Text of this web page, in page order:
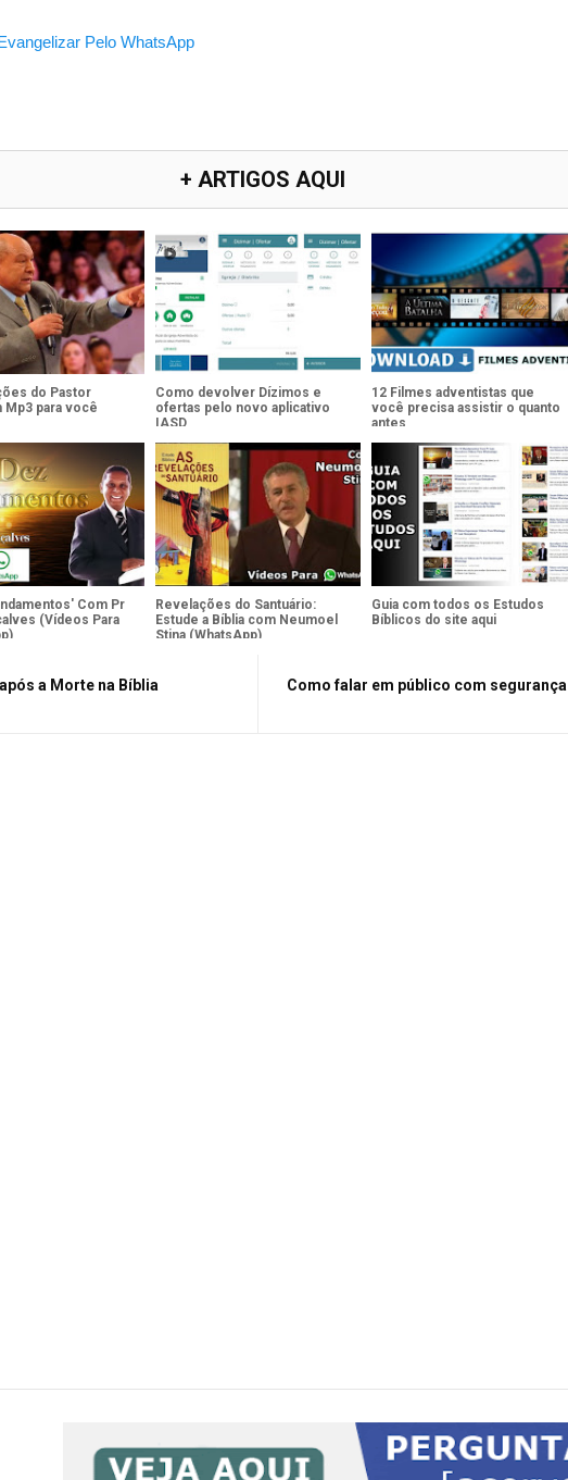
Pelo WhatsApp
+ ARTIGOS AQUI
do Pastor
Mp3 para você
Como devolver Dízimos e
ofertas pelo novo aplicativo
IASD
12 Filmes adventistas que
você precisa assistir o quanto
antes
Com Pr
(Vídeos Para
Revelações do Santuário:
Estude a Bíblia com Neumoel
Stina (WhatsApp)
Guia com todos os Estudos
Bíblicos do site aqui
a Morte na Bíblia Como falar em público com segurança